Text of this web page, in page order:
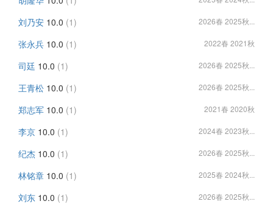
刘乃安 10.0 (1) 2026春 2025秋...
张永兵 10.0 (1) 2022春 2021秋
司廷 10.0 (1) 2026春 2025秋...
王青松 10.0 (1) 2026春 2025秋...
郑志军 10.0 (1) 2021春 2020秋
李京 10.0 (1) 2024春 2023秋...
纪杰 10.0 (1) 2026春 2025秋...
林铭章 10.0 (1) 2025春 2024秋...
刘东 10.0 (1) 2026春 2025秋...